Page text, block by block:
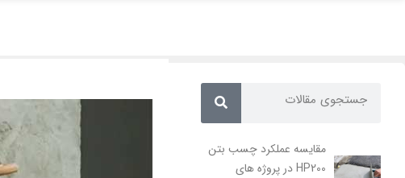
مقایسه عملکرد چسب بتن
HP200 در پروژه های